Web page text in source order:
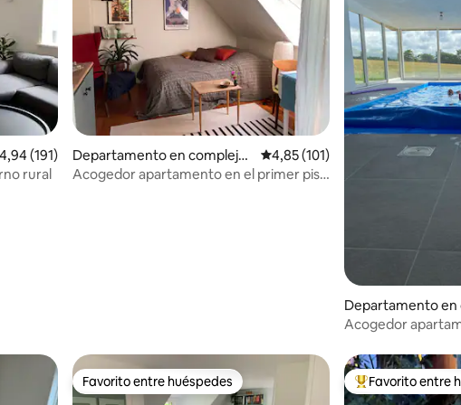
promedio: 4,94 de 5. 191 evaluaciones
4,94 (191)
rural
Departamento en complejo
residencial en Broby
Calificación promedio: 4,85 de 5.
4,85 (101)
Acogedor apartamento en el primer piso
Departamento en
residencial en
Acogedor
Favorito entre huéspedes
Favorito entre huéspedes Favorito entre los
Favorito entre